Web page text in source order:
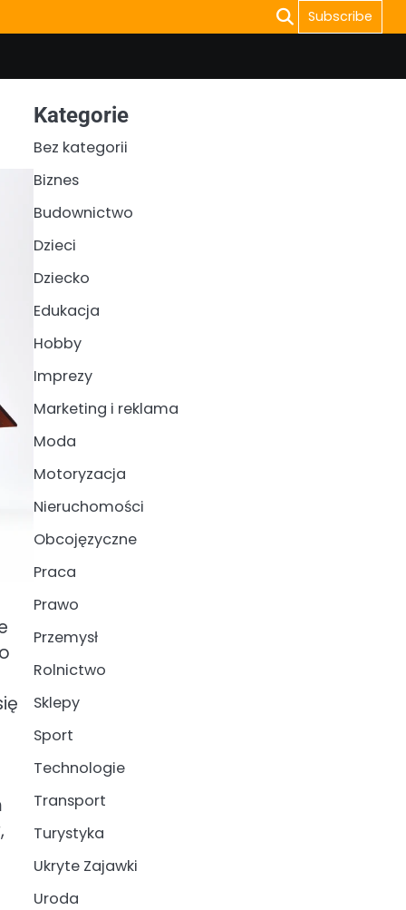
Subscribe
Kategorie
Bez kategorii
Biznes
Budownictwo
Dzieci
Dziecko
Edukacja
Hobby
Imprezy
Marketing i reklama
Moda
Motoryzacja
Nieruchomości
Obcojęzyczne
Praca
Prawo
Przemysł
Rolnictwo
Sklepy
Sport
Technologie
Transport
Turystyka
Ukryte Zajawki
Uroda